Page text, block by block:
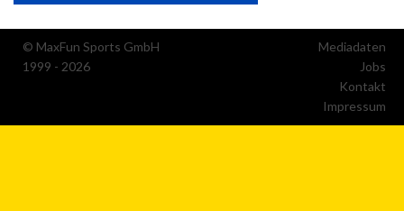
© MaxFun Sports GmbH
1999 - 2026
Mediadaten
Jobs
Kontakt
Impressum
Verwendung reduzierter Daten zur Auswahl von